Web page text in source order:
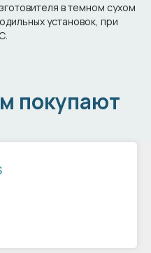
в темном сухом
установок, при
покупают